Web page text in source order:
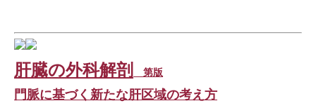
肝臓の外科解剖 第版
門脈に基づく新たな肝区域の考え方